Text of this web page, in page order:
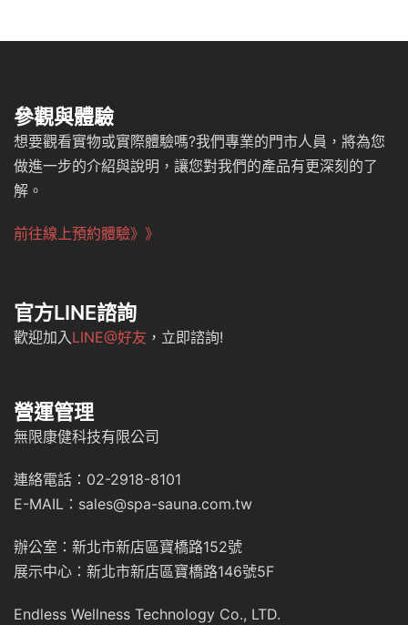
參觀與體驗
想要觀看實物或實際體驗嗎?我們專業的門市人員，將為您
做進一步的介紹與說明，讓您對我們的產品有更深刻的了
解。
前往線上預約體驗》》
官方LINE諮詢
歡迎加入 LINE@好友 ，立即諮詢!
營運管理
無限康健科技有限公司
連絡電話：02-2918-8101
E-MAIL：sales@spa-sauna.com.tw
辦公室：新北市新店區寶橋路152號
展示中心：新北市新店區寶橋路146號5F
Endless Wellness Technology Co., LTD.